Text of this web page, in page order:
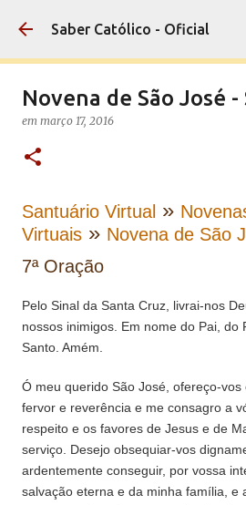
Pular para o conteúdo
Saber Católico - Oficial
Novena de São José
em março 17, 2016
Santuário Virtual »
Virtuais » Novena de São
7ª Oração
Pelo Sinal da Santa Cruz, livrai-nos
nossos inimigos. Em nome do Pai, do
Santo. Amém.
Ó meu querido São José, ofereço-
fervor e reverência e me consagro a
respeito e os favores de Jesus e de
serviço. Desejo obsequiar-vos
ardentemente conseguir, por vossa
salvação eterna e da minha família, e